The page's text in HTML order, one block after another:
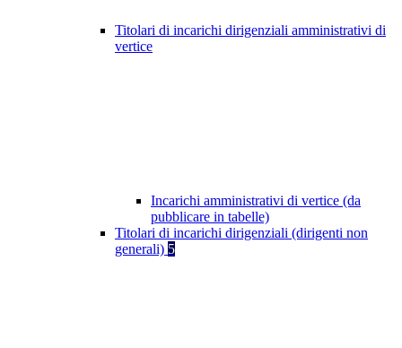
Titolari di incarichi dirigenziali amministrativi di
vertice
Incarichi amministrativi di vertice (da
pubblicare in tabelle)
Titolari di incarichi dirigenziali (dirigenti non
generali) 5